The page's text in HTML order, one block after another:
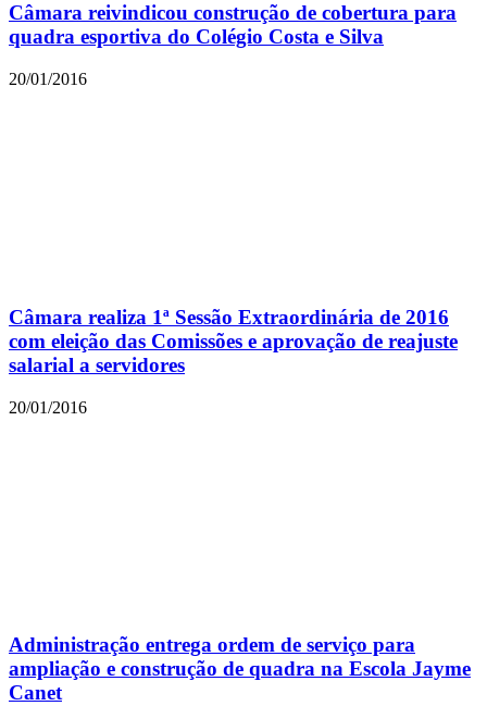
Câmara reivindicou construção de cobertura para
quadra esportiva do Colégio Costa e Silva
20/01/2016
Câmara realiza 1ª Sessão Extraordinária de 2016
com eleição das Comissões e aprovação de reajuste
salarial a servidores
20/01/2016
Administração entrega ordem de serviço para
ampliação e construção de quadra na Escola Jayme
Canet